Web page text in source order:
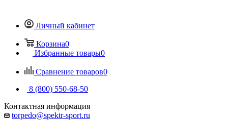
Личный кабинет
Корзина0
Избранные товары0
Сравнение товаров0
8 (800) 550-68-50
Контактная информация
torpedo@spektr-sport.ru